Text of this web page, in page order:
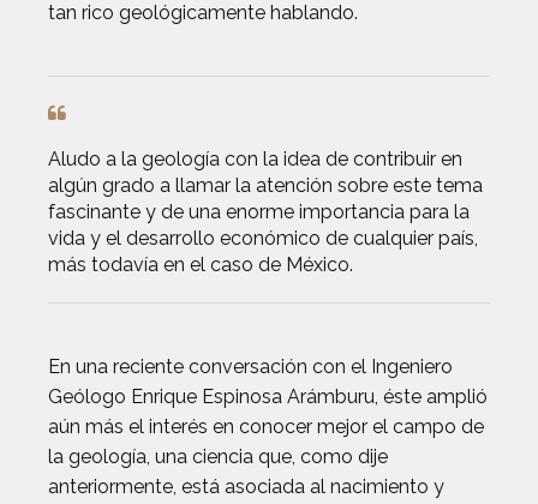
tan rico geológicamente hablando.
Aludo a la geología con la idea de contribuir en
algún grado a llamar la atención sobre este tema
fascinante y de una enorme importancia para la
vida y el desarrollo económico de cualquier país,
más todavía en el caso de México.
En una reciente conversación con el Ingeniero
Geólogo Enrique Espinosa Arámburu, éste amplió
aún más el interés en conocer mejor el campo de
la geología, una ciencia que, como dije
anteriormente, está asociada al nacimiento y